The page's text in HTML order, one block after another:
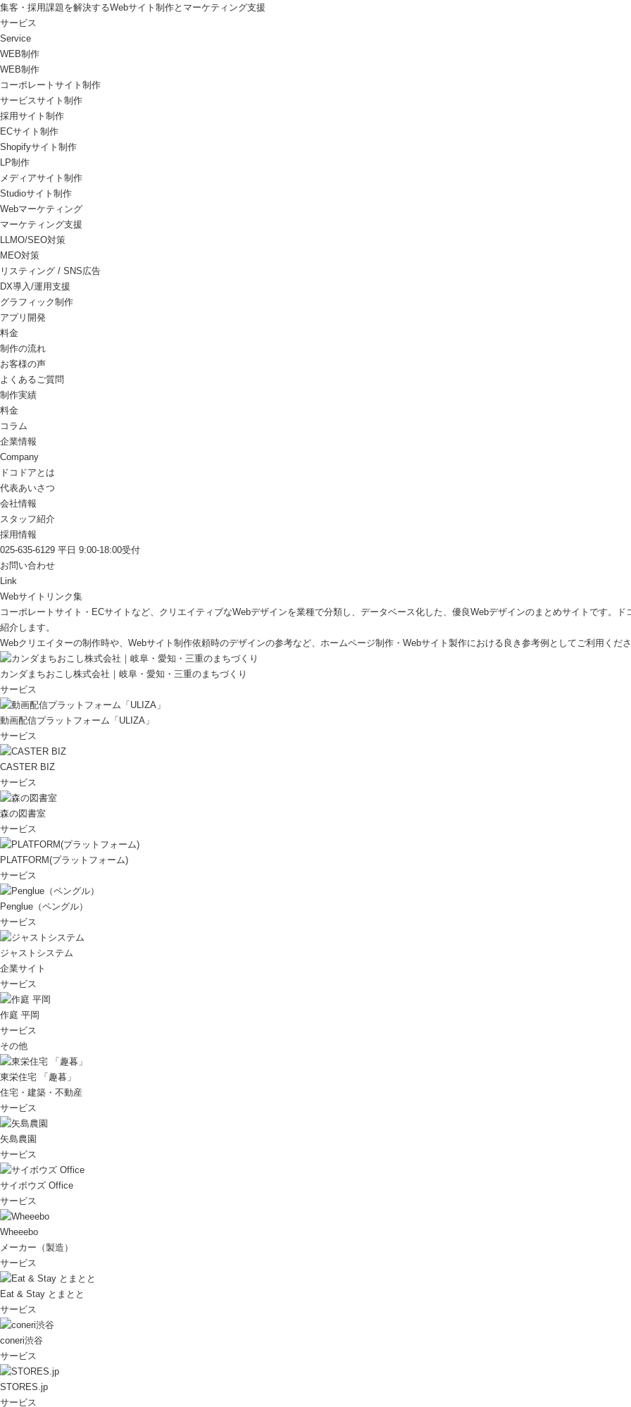
集客・採用課題を解決するWebサイト制作とマーケティング支援
サービス
Service
WEB制作
WEB制作
コーポレートサイト制作
サービスサイト制作
採用サイト制作
ECサイト制作
Shopifyサイト制作
LP制作
メディアサイト制作
Studioサイト制作
Webマーケティング
マーケティング支援
LLMO/SEO対策
MEO対策
リスティング / SNS広告
DX導入/運用支援
グラフィック制作
アプリ開発
料金
制作の流れ
お客様の声
よくあるご質問
制作実績
料金
コラム
企業情報
Company
ドコドアとは
代表あいさつ
会社情報
スタッフ紹介
採用情報
025-635-6129 平日 9:00-18:00受付
お問い合わせ
Link
Webサイトリンク集
コーポレートサイト・ECサイトなど、クリエイティブなWebデザインを業種で分類し、データベース化した、優良Webデザインのまとめサイトです。
紹介します。
Webクリエイターの制作時や、Webサイト制作依頼時のデザインの参考など、ホームページ制作・Webサイト製作における良き参考例としてご利用くだ
カンダまちおこし株式会社｜岐阜・愛知・三重のまちづくり
サービス
動画配信プラットフォーム「ULIZA」
サービス
CASTER BIZ
サービス
森の図書室
サービス
PLATFORM(プラットフォーム)
サービス
Penglue（ペングル）
サービス
ジャストシステム
企業サイト
サービス
作庭 平岡
サービス
その他
東栄住宅 「趣暮」
住宅・建築・不動産
サービス
矢島農園
サービス
サイボウズ Office
サービス
Wheeebo
メーカー（製造）
サービス
Eat & Stay とまとと
サービス
coneri渋谷
サービス
STORES.jp
サービス